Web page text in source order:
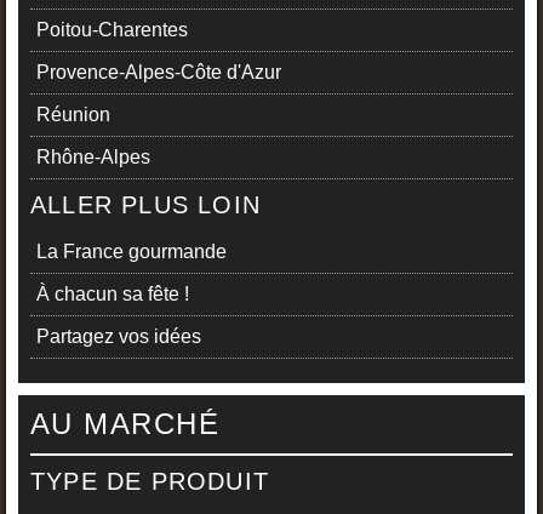
Poitou-Charentes
Provence-Alpes-Côte d'Azur
Réunion
Rhône-Alpes
ALLER PLUS LOIN
La France gourmande
À chacun sa fête !
Partagez vos idées
AU MARCHÉ
TYPE DE PRODUIT